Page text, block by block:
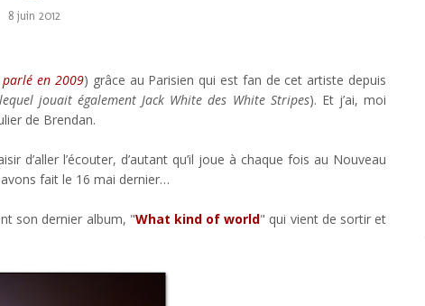
8 juin 2012
en 2009) grâce au Parisien qui est fan de cet artiste depuis
jouait également Jack White des White Stripes). Et j’ai, moi
de Brendan.
d’aller l’écouter, d’autant qu’il joue à chaque fois au Nouveau
fait le 16 mai dernier…
son dernier album, "What kind of world" qui vient de sortir et